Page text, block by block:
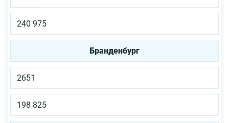
240 975
Бранденбург
2651
198 825